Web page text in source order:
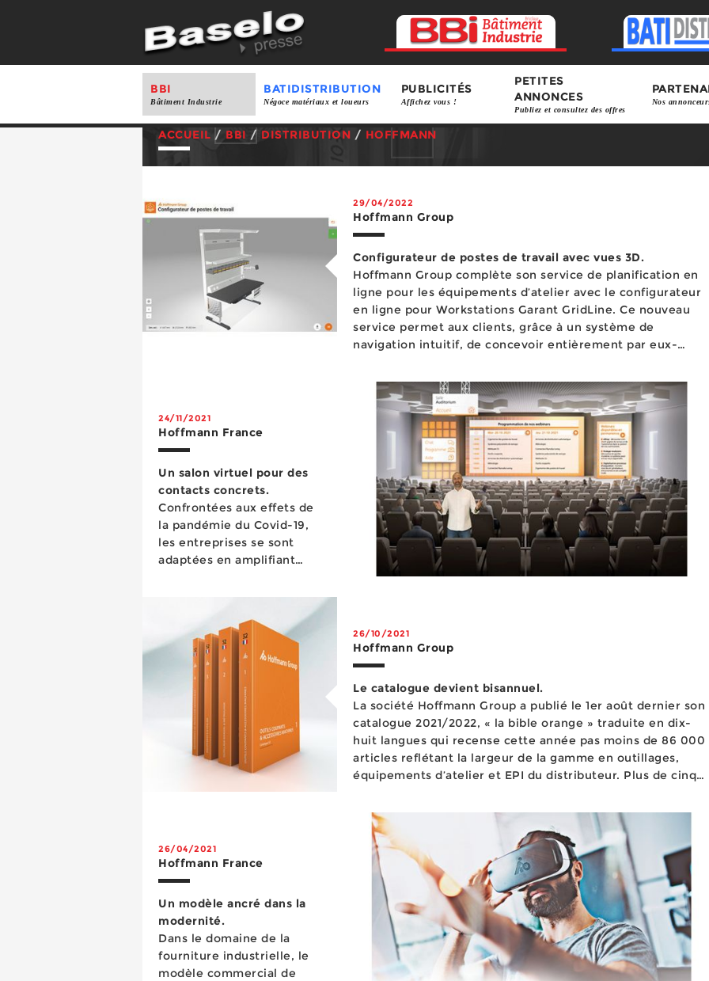
BBI
Bâtiment Industrie
BATIDISTRIBUTION
Négoce matériaux et loueurs
PUBLICITÉS
Affichez vous !
PETITES
ANNONCES
Publiez et consultez des offres
Nos
ACCUEIL / BBI / DISTRIBUTION / HOFFMANN
29/04/2022
Hoffmann Group
Configurateur de postes de travail avec vues 3D.
Hoffmann Group complète son service de planification en
ligne pour les équipements d’atelier avec le configurateur
en ligne pour Workstations Garant GridLine. Ce nouveau
service permet aux clients, grâce à un système de
navigation intuitif, de concevoir entièrement par eux-
une offre sans engagement en q...
24/11/2021
Hoffmann France
Un salon virtuel pour des
contacts concrets.
Confrontées aux effets de
la pandémie du Covid-19,
les entreprises se sont
adaptées en amplifiant
groupe Hoffmann, qui se
26/10/2021
Hoffmann Group
Le catalogue devient bisannuel.
La société Hoffmann Group a publié le 1er août dernier son
catalogue 2021/2022, « la bible orange » traduite en dix-
huit langues qui recense cette année pas moins de 86 000
articles reflétant la largeur de la gamme en outillages,
équipements d’atelier et EPI du distributeur. Plus de cinq
26/04/2021
Hoffmann France
Un modèle ancré dans la
modernité.
Dans le domaine de la
fourniture industrielle, le
modèle commercial de